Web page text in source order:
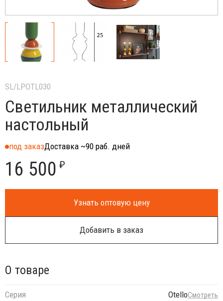
SL/LPOTL030
Светильник металлический
настольный
под заказДоставка ~90 раб. дней
16 500 ₽
Узнать оптовую цену
Добавить в заказ
О товаре
Серия OtelloСмотреть